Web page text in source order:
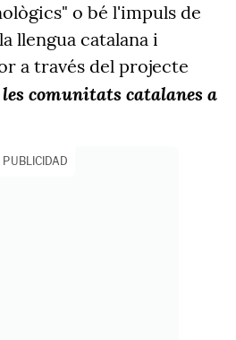
o bé l'impuls de
llengua catalana i
a través del projecte
comunitats catalanes a
PUBLICIDAD